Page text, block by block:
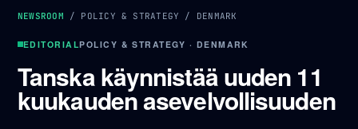
NEWSROOM / POLICY & STRATEGY / DENMARK
EDITORIALPOLICY & STRATEGY · DENMARK
Tanska käynnistää uuden 11
kuukauden asevelvollisuuden